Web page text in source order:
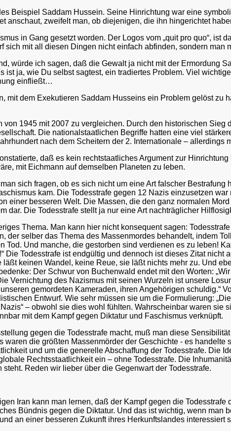
Beispiel Saddam Hussein. Seine Hinrichtung war eine
anschaut, zweifelt man, ob diejenigen, die ihn hingerichtet
in Gang gesetzt worden. Der Logos vom „quit pro quo“, ist
sich mit all diesen Dingen nicht einfach abfinden, sondern man
würde ich sagen, daß die Gewalt ja nicht mit der Ermordung
ist ja, wie Du selbst sagtest, ein tradiertes Problem. Viel
einfließt…
mit dem Exekutieren Saddam Husseins ein Problem gelöst zu
von 1945 mit 2007 zu vergleichen. Durch den historischen Sieg
Die nationalstaatlichen Begriffe hatten eine viel
nach dem Scheitern der 2. Internationale – allerdings
daß es kein rechtstaatliches Argument zur
mit Eichmann auf demselben Planeten zu leben.
sich fragen, ob es sich nicht um eine Art falscher
kam. Die Todesstrafe gegen 12 Nazis einzusetzen
einer besseren Welt. Die Massen, die den ganz normalen
dar. Die Todesstrafe stellt ja nur eine Art nachträglicher
Thema. Man kann hier nicht konsequent sagen:
der selber das Thema des Massenmordes behandelt, indem
Tod. Und manche, die gestorben sind verdienen es zu leben!
Die Todesstrafe ist endgültig und dennoch ist dieses Zitat nicht
läßt keinen Wandel, keine Reue, sie läßt nichts mehr zu. Und
Der Schwur von Buchenwald endet mit den Worten:
Vernichtung des Nazismus mit seinen Wurzeln ist unsere
gemordeten Kameraden, ihren Angehörigen schuldig.“
Entwurf. Wie sehr müssen sie um die Formulierung:
– obwohl sie dies wohl fühlten. Wahrscheinbar waren sie
mit dem Kampf gegen Diktatur und Faschismus verknüpft.
gegen die Todesstrafe macht, muß man diese
waren die größten Massenmörder der Geschichte - es
und um die generelle Abschaffung der Todesstrafe. Die
Rechtsstaatlichkeit ein – ohne Todesstrafe. Die
Reden wir lieber über die Gegenwart der Todesstrafe.
Iran kann man lernen, daß der Kampf gegen die
Bündnis gegen die Diktatur. Und das ist wichtig, wenn man
an einer besseren Zukunft ihres Herkunftslandes interessiert